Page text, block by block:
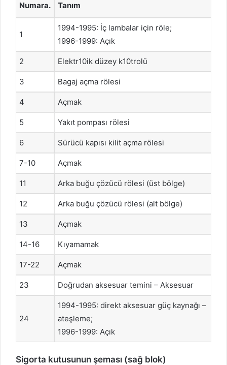
Numara. Tanım
1
1994-1995: İç lambalar için röle;
1996-1999: Açık
2 Elektr10ik düzey k10trolü
3 Bagaj açma rölesi
4 Açmak
5 Yakıt pompası rölesi
6 Sürücü kapısı kilit açma rölesi
7-10 Açmak
11 Arka buğu çözücü rölesi (üst bölge)
12 Arka buğu çözücü rölesi (alt bölge)
13 Açmak
14-16 Kıyamamak
17-22 Açmak
23 Doğrudan aksesuar temini – Aksesuar
24
1994-1995: direkt aksesuar güç kaynağı –
ateşleme;
1996-1999: Açık
Sigorta kutusunun şeması (sağ blok)